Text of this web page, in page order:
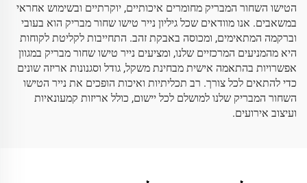
הטישו השחור המבריק מחומרים איכותיים, יוקרתיים ובשימוש אחראי
במשאבים. אנו מוודאים שכל גיליון נייר טישו שחור מבריק הוא בעובי
וברקמה המתאימים, ומכוסה באבקת זהב. התחייבות לקליטת לקוחות
היא מהמניעים המרכזיים שלנו, ומציעים נייר טישו שחור מבריק במגוון
אפשרויות בהתאמה אישית מבחינת משקל, גודל וסגנונות אריזה שונים
כדי להתאים לכל צורך. רב תכליתיות ואיכות הופכים את נייר הטישו
השחור המבריק שלנו למושלם לכל יישום, כולל אריזות קמעונאיות
ועיצוב אירועים.